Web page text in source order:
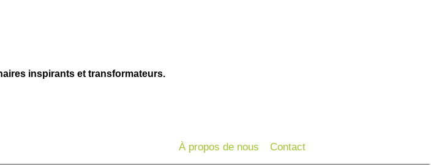
inspirants et transformateurs.
À propos de nous Contact